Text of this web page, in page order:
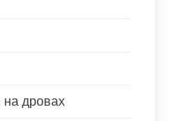
дровах